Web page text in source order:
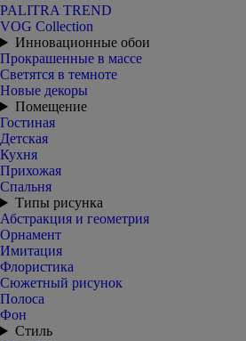
PALITRA TREND
VOG Collection
Инновационные обои
Прокрашенные в массе
Светятся в темноте
Новые декоры
Помещение
Гостиная
Детская
Кухня
Прихожая
Спальня
Типы рисунка
Абстракция и геометрия
Орнамент
Имитация
Флористика
Сюжетный рисунок
Полоса
Фон
Стиль